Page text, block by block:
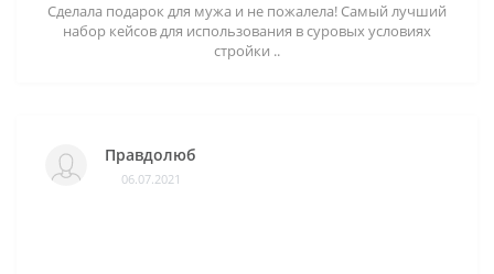
Сделала подарок для мужа и не пожалела! Самый лучший
набор кейсов для использования в суровых условиях
стройки ..
Правдолюб
06.07.2021